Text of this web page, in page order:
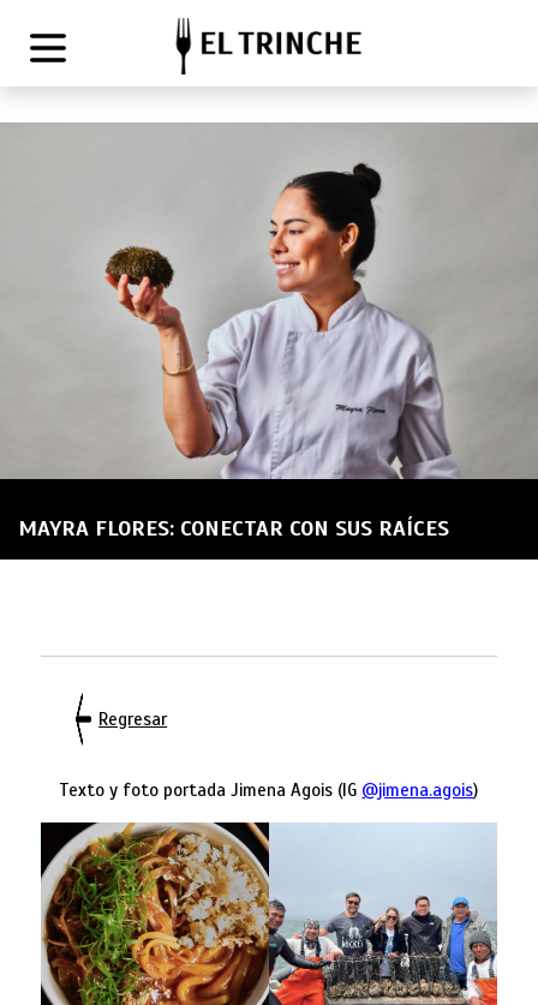
MAYRA FLORES: CONECTAR CON SUS RAÍCES
Regresar
Texto y foto portada Jimena Agois (IG @jimena.agois)